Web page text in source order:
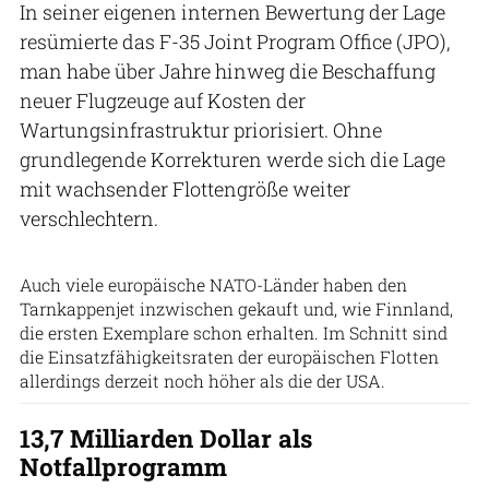
In seiner eigenen internen Bewertung der Lage
resümierte das F-35 Joint Program Office (JPO),
man habe über Jahre hinweg die Beschaffung
neuer Flugzeuge auf Kosten der
Wartungsinfrastruktur priorisiert. Ohne
grundlegende Korrekturen werde sich die Lage
mit wachsender Flottengröße weiter
verschlechtern.
Auch viele europäische NATO-Länder haben den
Tarnkappenjet inzwischen gekauft und, wie Finnland,
die ersten Exemplare schon erhalten. Im Schnitt sind
die Einsatzfähigkeitsraten der europäischen Flotten
allerdings derzeit noch höher als die der USA.
13,7 Milliarden Dollar als
Notfallprogramm